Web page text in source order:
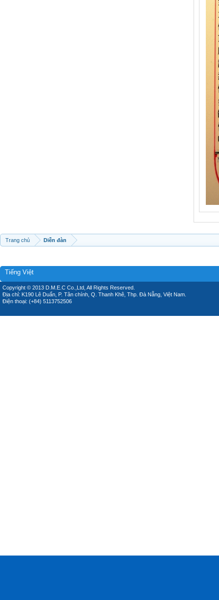
Trang chủ Diễn đàn
Tiếng Việt
Copyright © 2013 D.M.E.C Co.,Ltd, All Rights Reserved.
Địa chỉ: K190 Lê Duẩn, P. Tân chính, Q. Thanh Khê, Thp. Đà Nẵng, Việt Nam.
Điện thoại: (+84) 5113752506